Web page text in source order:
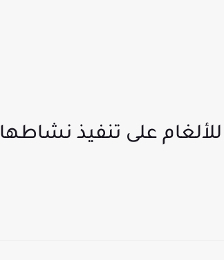
على تنفيذ نشاطها